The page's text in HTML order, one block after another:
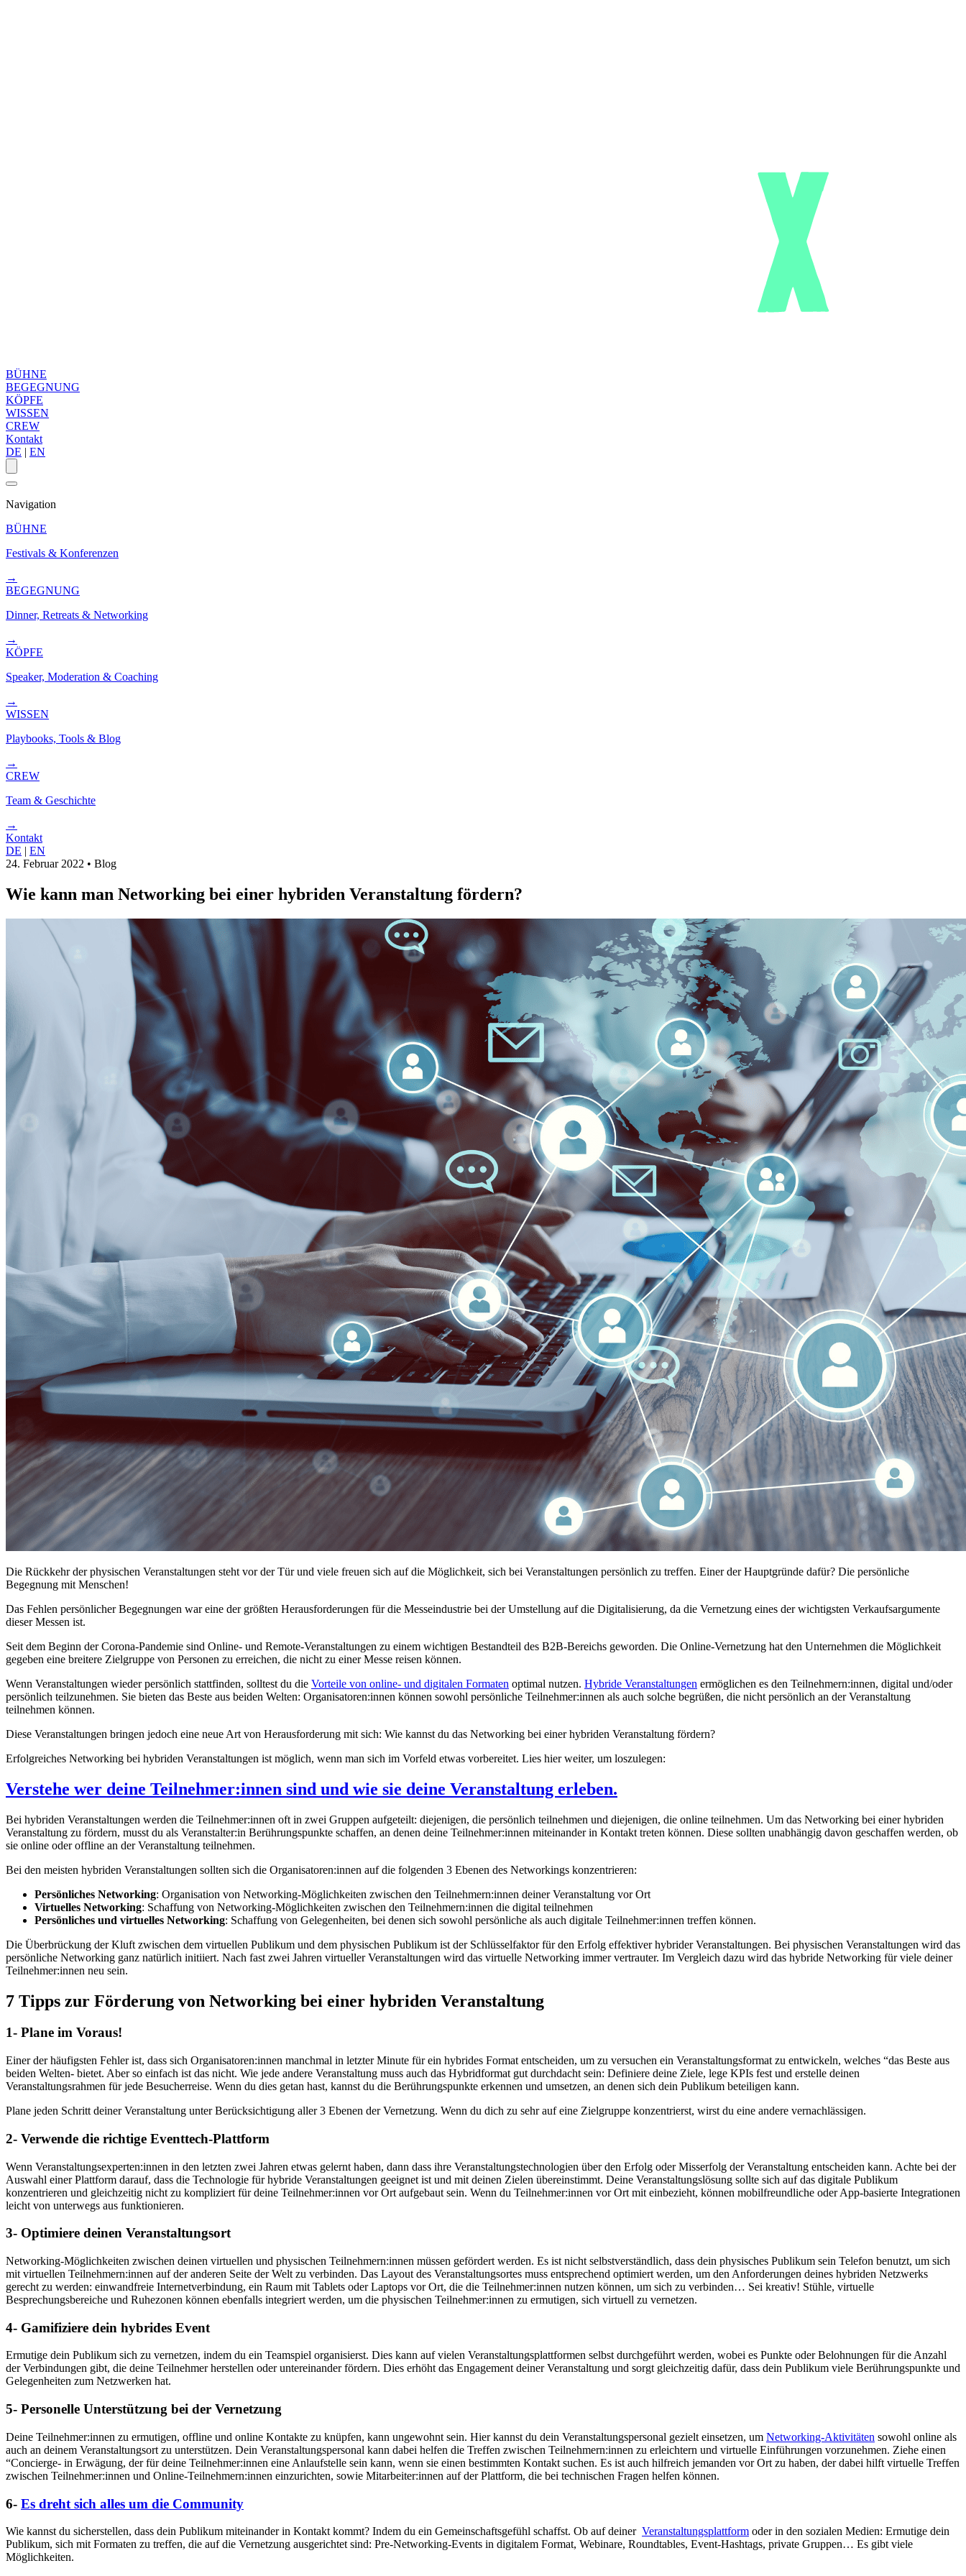
BÜHNE
BEGEGNUNG
KÖPFE
WISSEN
CREW
Kontakt
DE | EN
Navigation
BÜHNE
Festivals & Konferenzen
→
BEGEGNUNG
Dinner, Retreats & Networking
→
KÖPFE
Speaker, Moderation & Coaching
→
WISSEN
Playbooks, Tools & Blog
→
CREW
Team & Geschichte
→
Kontakt
DE | EN
24. Februar 2022 • Blog
Wie kann man Networking bei einer hybriden Veranstaltung fördern?
Die Rückkehr der physischen Veranstaltungen steht vor der Tür und viele freuen sich auf die Möglichkeit, sich bei Veranstaltungen persönlich zu treffen. Einer der Hauptgründe dafür? Die persönliche
Begegnung mit Menschen!
Das Fehlen persönlicher Begegnungen war eine der größten Herausforderungen für die Messeindustrie bei der Umstellung auf die Digitalisierung, da die Vernetzung eines der wichtigsten Verkaufsargumente
dieser Messen ist.
Seit dem Beginn der Corona-Pandemie sind Online- und Remote-Veranstaltungen zu einem wichtigen Bestandteil des B2B-Bereichs geworden. Die Online-Vernetzung hat den Unternehmen die Möglichkeit
gegeben eine breitere Zielgruppe von Personen zu erreichen, die nicht zu einer Messe reisen können.
Wenn Veranstaltungen wieder persönlich stattfinden, solltest du die Vorteile von online- und digitalen Formaten optimal nutzen. Hybride Veranstaltungen ermöglichen es den Teilnehmern:innen, digital und/oder
persönlich teilzunehmen. Sie bieten das Beste aus beiden Welten: Organisatoren:innen können sowohl persönliche Teilnehmer:innen als auch solche begrüßen, die nicht persönlich an der Veranstaltung
teilnehmen können.
Diese Veranstaltungen bringen jedoch eine neue Art von Herausforderung mit sich: Wie kannst du das Networking bei einer hybriden Veranstaltung fördern?
Erfolgreiches Networking bei hybriden Veranstaltungen ist möglich, wenn man sich im Vorfeld etwas vorbereitet. Lies hier weiter, um loszulegen:
Verstehe wer deine Teilnehmer:innen sind und wie sie deine Veranstaltung erleben.
Bei hybriden Veranstaltungen werden die Teilnehmer:innen oft in zwei Gruppen aufgeteilt: diejenigen, die persönlich teilnehmen und diejenigen, die online teilnehmen. Um das Networking bei einer hybriden
Veranstaltung zu fördern, musst du als Veranstalter:in Berührungspunkte schaffen, an denen deine Teilnehmer:innen miteinander in Kontakt treten können. Diese sollten unabhängig davon geschaffen werden, ob
sie online oder offline an der Veranstaltung teilnehmen.
Bei den meisten hybriden Veranstaltungen sollten sich die Organisatoren:innen auf die folgenden 3 Ebenen des Networkings konzentrieren:
Persönliches Networking: Organisation von Networking-Möglichkeiten zwischen den Teilnehmern:innen deiner Veranstaltung vor Ort
Virtuelles Networking: Schaffung von Networking-Möglichkeiten zwischen den Teilnehmern:innen die digital teilnehmen
Persönliches und virtuelles Networking: Schaffung von Gelegenheiten, bei denen sich sowohl persönliche als auch digitale Teilnehmer:innen treffen können.
Die Überbrückung der Kluft zwischen dem virtuellen Publikum und dem physischen Publikum ist der Schlüsselfaktor für den Erfolg effektiver hybrider Veranstaltungen. Bei physischen Veranstaltungen wird das
persönliche Networking ganz natürlich initiiert. Nach fast zwei Jahren virtueller Veranstaltungen wird das virtuelle Networking immer vertrauter. Im Vergleich dazu wird das hybride Networking für viele deiner
Teilnehmer:innen neu sein.
7 Tipps zur Förderung von Networking bei einer hybriden Veranstaltung
1- Plane im Voraus!
Einer der häufigsten Fehler ist, dass sich Organisatoren:innen manchmal in letzter Minute für ein hybrides Format entscheiden, um zu versuchen ein Veranstaltungsformat zu entwickeln, welches “das Beste aus
beiden Welten- bietet. Aber so einfach ist das nicht. Wie jede andere Veranstaltung muss auch das Hybridformat gut durchdacht sein: Definiere deine Ziele, lege KPIs fest und erstelle deinen
Veranstaltungsrahmen für jede Besucherreise. Wenn du dies getan hast, kannst du die Berührungspunkte erkennen und umsetzen, an denen sich dein Publikum beteiligen kann.
Plane jeden Schritt deiner Veranstaltung unter Berücksichtigung aller 3 Ebenen der Vernetzung. Wenn du dich zu sehr auf eine Zielgruppe konzentrierst, wirst du eine andere vernachlässigen.
2- Verwende die richtige Eventtech-Plattform
Wenn Veranstaltungsexperten:innen in den letzten zwei Jahren etwas gelernt haben, dann dass ihre Veranstaltungstechnologien über den Erfolg oder Misserfolg der Veranstaltung entscheiden kann. Achte bei der
Auswahl einer Plattform darauf, dass die Technologie für hybride Veranstaltungen geeignet ist und mit deinen Zielen übereinstimmt. Deine Veranstaltungslösung sollte sich auf das digitale Publikum
konzentrieren und gleichzeitig nicht zu kompliziert für deine Teilnehmer:innen vor Ort aufgebaut sein. Wenn du Teilnehmer:innen vor Ort mit einbezieht, können mobilfreundliche oder App-basierte Integrationen
leicht von unterwegs aus funktionieren.
3- Optimiere deinen Veranstaltungsort
Networking-Möglichkeiten zwischen deinen virtuellen und physischen Teilnehmern:innen müssen gefördert werden. Es ist nicht selbstverständlich, dass dein physisches Publikum sein Telefon benutzt, um sich
mit virtuellen Teilnehmern:innen auf der anderen Seite der Welt zu verbinden. Das Layout des Veranstaltungsortes muss entsprechend optimiert werden, um den Anforderungen deines hybriden Netzwerks
gerecht zu werden: einwandfreie Internetverbindung, ein Raum mit Tablets oder Laptops vor Ort, die die Teilnehmer:innen nutzen können, um sich zu verbinden… Sei kreativ! Stühle, virtuelle
Besprechungsbereiche und Ruhezonen können ebenfalls integriert werden, um die physischen Teilnehmer:innen zu ermutigen, sich virtuell zu vernetzen.
4- Gamifiziere dein hybrides Event
Ermutige dein Publikum sich zu vernetzen, indem du ein Teamspiel organisierst. Dies kann auf vielen Veranstaltungsplattformen selbst durchgeführt werden, wobei es Punkte oder Belohnungen für die Anzahl
der Verbindungen gibt, die deine Teilnehmer herstellen oder untereinander fördern. Dies erhöht das Engagement deiner Veranstaltung und sorgt gleichzeitig dafür, dass dein Publikum viele Berührungspunkte und
Gelegenheiten zum Netzwerken hat.
5- Personelle Unterstützung bei der Vernetzung
Deine Teilnehmer:innen zu ermutigen, offline und online Kontakte zu knüpfen, kann ungewohnt sein. Hier kannst du dein Veranstaltungspersonal gezielt einsetzen, um Networking-Aktivitäten sowohl online als
auch an deinem Veranstaltungsort zu unterstützen. Dein Veranstaltungspersonal kann dabei helfen die Treffen zwischen Teilnehmern:innen zu erleichtern und virtuelle Einführungen vorzunehmen. Ziehe einen
“Concierge- in Erwägung, der für deine Teilnehmer:innen eine Anlaufstelle sein kann, wenn sie einen bestimmten Kontakt suchen. Es ist auch hilfreich jemanden vor Ort zu haben, der dabei hilft virtuelle Treffen
zwischen Teilnehmer:innen und Online-Teilnehmern:innen einzurichten, sowie Mitarbeiter:innen auf der Plattform, die bei technischen Fragen helfen können.
6- Es dreht sich alles um die Community
Wie kannst du sicherstellen, dass dein Publikum miteinander in Kontakt kommt? Indem du ein Gemeinschaftsgefühl schaffst. Ob auf deiner Veranstaltungsplattform oder in den sozialen Medien: Ermutige dein
Publikum, sich mit Formaten zu treffen, die auf die Vernetzung ausgerichtet sind: Pre-Networking-Events in digitalem Format, Webinare, Roundtables, Event-Hashtags, private Gruppen… Es gibt viele
Möglichkeiten.